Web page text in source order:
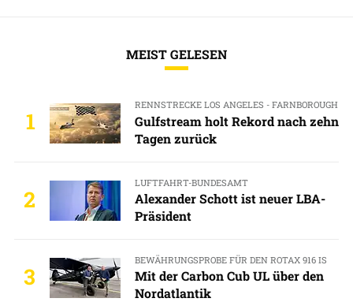
MEIST GELESEN
1
RENNSTRECKE LOS ANGELES - FARNBOROUGH
Gulfstream holt Rekord nach zehn
Tagen zurück
2
LUFTFAHRT-BUNDESAMT
Alexander Schott ist neuer LBA-
Präsident
3
BEWÄHRUNGSPROBE FÜR DEN ROTAX 916 IS
Mit der Carbon Cub UL über den
Nordatlantik